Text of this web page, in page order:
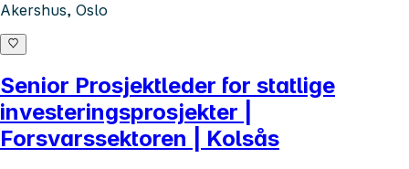
Akershus, Oslo
Senior Prosjektleder for statlige
investeringsprosjekter |
Forsvarssektoren | Kolsås